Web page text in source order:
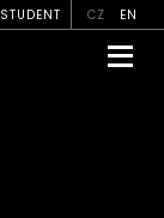
STUDENT CZ EN